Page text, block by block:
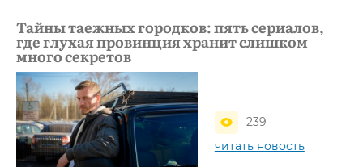
Тайны таежных городков: пять сериалов,
где глухая провинция хранит слишком
много секретов
239
читать новость